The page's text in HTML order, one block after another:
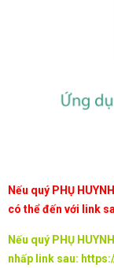
Nếu quý PHỤ
có thể đến với link
Nếu quý PHỤ
nhấp link sau: